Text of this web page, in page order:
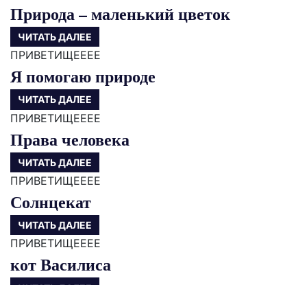
Природа – маленький цветок
ЧИТАТЬ ДАЛЕЕ
ПРИВЕТИЩЕЕЕЕ
Я помогаю природе
ЧИТАТЬ ДАЛЕЕ
ПРИВЕТИЩЕЕЕЕ
Права человека
ЧИТАТЬ ДАЛЕЕ
ПРИВЕТИЩЕЕЕЕ
Солнцекат
ЧИТАТЬ ДАЛЕЕ
ПРИВЕТИЩЕЕЕЕ
кот Василиса